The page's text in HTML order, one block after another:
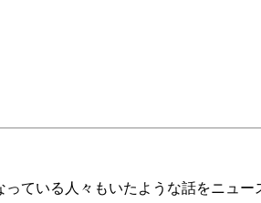
ている人々もいたような話をニュー